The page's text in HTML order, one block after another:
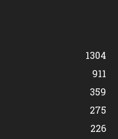
1304
911
359
275
226